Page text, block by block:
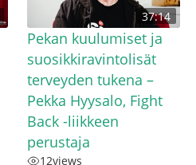
37:14
Pekan kuulumiset ja
suosikkiravintolisät
terveyden tukena –
Pekka Hyysalo, Fight
Back -liikkeen
perustaja
12views